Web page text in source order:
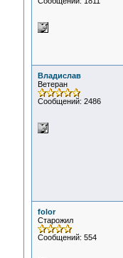
Владислав
Ветеран
Сообщений: 2486
folor
Старожил
Сообщений: 554